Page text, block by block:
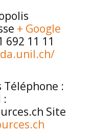
+ Google
692 11 11
Téléphone :
:
Site